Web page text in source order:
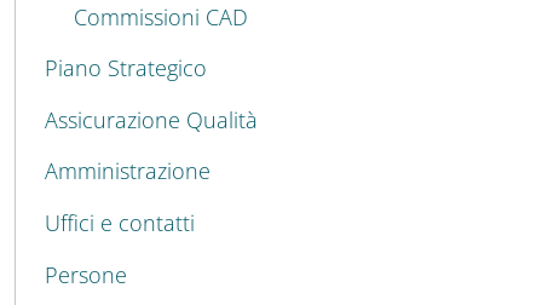
Commissioni CAD
Piano Strategico
Assicurazione Qualità
Amministrazione
Uffici e contatti
Persone